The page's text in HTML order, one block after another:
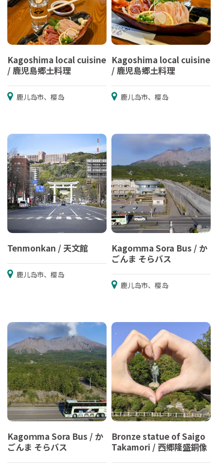
Kagoshima local cuisine
/ 鹿児島郷土料理
鹿儿岛市、樱岛
Kagoshima local cuisine
/ 鹿児島郷土料理
鹿儿岛市、樱岛
Tenmonkan / 天文館
鹿儿岛市、樱岛
Kagoｍma Sora Bus / か
ごんま そらバス
鹿儿岛市、樱岛
Kagoｍma Sora Bus / か
ごんま そらバス
Bronze statue of Saigo
Takamori / 西郷隆盛銅像